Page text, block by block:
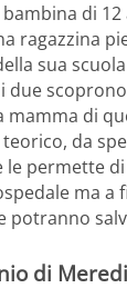
di
ragazzina
sua
due
di
da
permette
ma
di